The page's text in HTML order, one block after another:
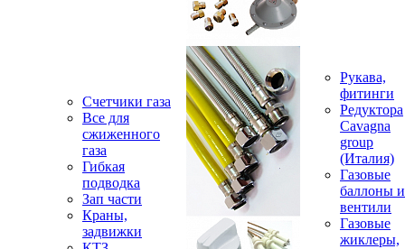
Счетчики газа
Все для
сжиженного
газа
Гибкая
подводка
Зап части
Краны,
задвижки
Рукава,
фитинги
Редуктора
Cavagna
group
(Италия)
Газовые
баллоны и
вентили
Газовые
жиклеры,